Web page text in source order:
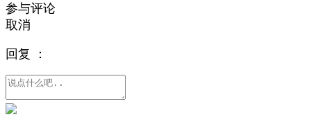
参与评论
取消
回复 ：